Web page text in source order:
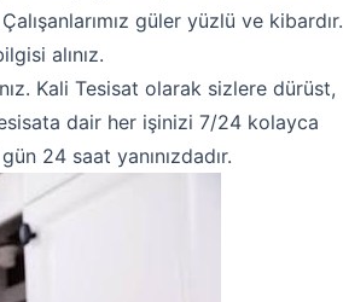
güler yüzlü ve kibardır.
alınız.
Kali Tesisat olarak sizlere dürüst,
dair her işinizi 7/24 kolayca
24 saat yanınızdadır.